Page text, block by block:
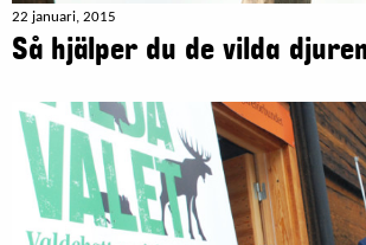
22 januari, 2015
Så hjälper du de vilda